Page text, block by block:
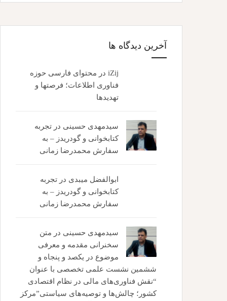
آخرین دیدگاه ها
iZij در محتوای فارسی حوزه
فناوری اطلاعات؛ فرصتها و
تهدیدها
سیدمهدی حسینی در تجربه
کتابخوانی و گودریدز – به
سفارش محمدرضا زمانی
ابوالفضل میبدی در تجربه
کتابخوانی و گودریدز – به
سفارش محمدرضا زمانی
سیدمهدی حسینی در متن
سخنرانی مقدمه و معرفی
موضوع در یکصد و پنجاه و
ششمین نشست علمی تخصصی با عنوان
“نقش فناوری‌های مالی در نظام اقتصادی
کشور؛ چالش‌ها و توصیه‌های سیاستی”مرکز